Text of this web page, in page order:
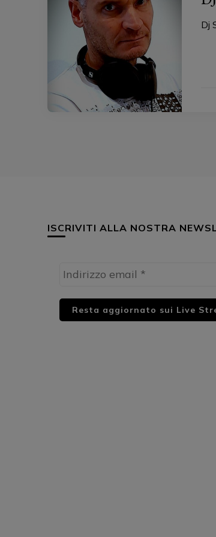
Dj
ISCRIVITI ALLA NOSTRA